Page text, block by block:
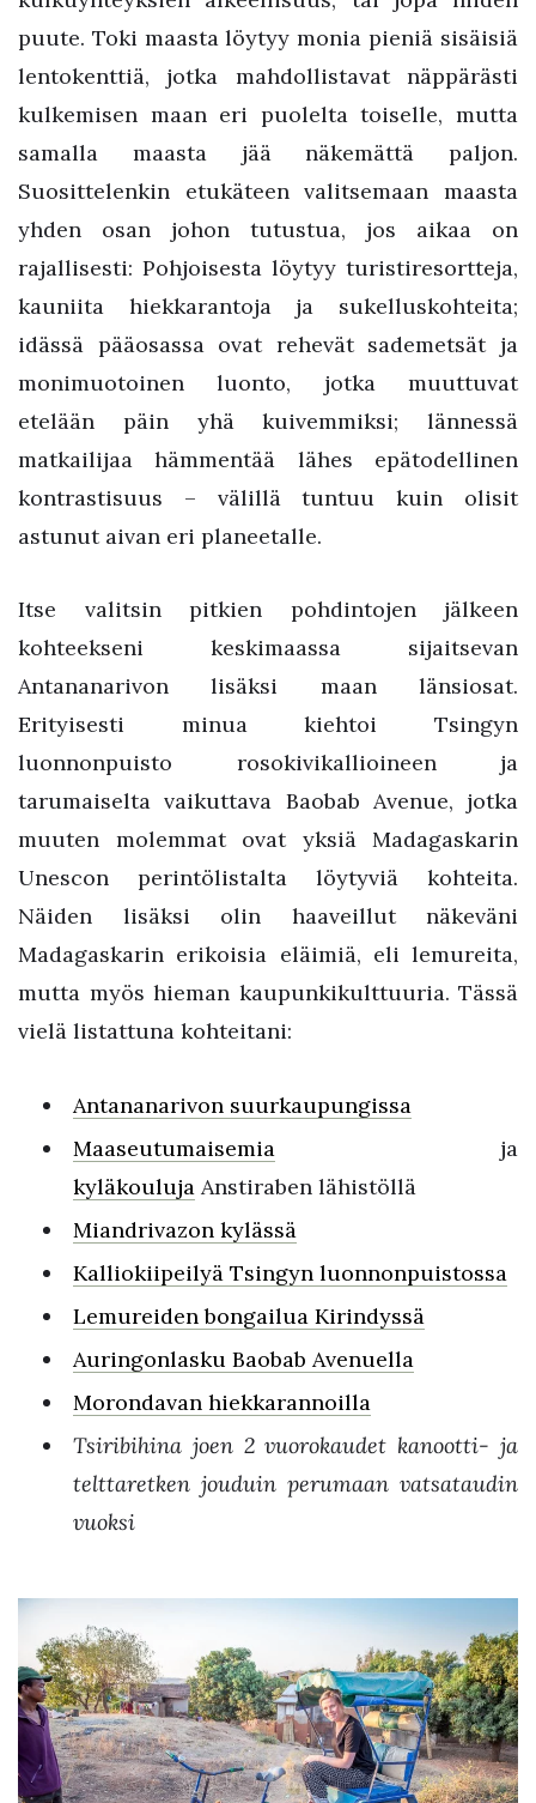
puute. Toki maasta löytyy monia pieniä sisäisiä
lentokenttiä, jotka mahdollistavat näppärästi
kulkemisen maan eri puolelta toiselle, mutta
samalla maasta jää näkemättä paljon.
Suosittelenkin etukäteen valitsemaan maasta
yhden osan johon tutustua, jos aikaa on
rajallisesti: Pohjoisesta löytyy turistiresortteja,
kauniita hiekkarantoja ja sukelluskohteita;
idässä pääosassa ovat rehevät sademetsät ja
monimuotoinen luonto, jotka muuttuvat
etelään päin yhä kuivemmiksi; lännessä
matkailijaa hämmentää lähes epätodellinen
kontrastisuus – välillä tuntuu kuin olisit
astunut aivan eri planeetalle.
Itse valitsin pitkien pohdintojen jälkeen
kohteekseni keskimaassa sijaitsevan
Antananarivon lisäksi maan länsiosat.
Erityisesti minua kiehtoi Tsingyn
luonnonpuisto rosokivikallioineen ja
tarumaiselta vaikuttava Baobab Avenue, jotka
muuten molemmat ovat yksiä Madagaskarin
Unescon perintölistalta löytyviä kohteita.
Näiden lisäksi olin haaveillut näkeväni
Madagaskarin erikoisia eläimiä, eli lemureita,
mutta myös hieman kaupunkikulttuuria. Tässä
vielä listattuna kohteitani:
Antananarivon suurkaupungissa
Maaseutumaisemia ja
kyläkouluja Anstiraben lähistöllä
Miandrivazon kylässä
Kalliokiipeilyä Tsingyn luonnonpuistossa
Lemureiden bongailua Kirindyssä
Auringonlasku Baobab Avenuella
Morondavan hiekkarannoilla
Tsiribihina joen 2 vuorokaudet kanootti- ja
telttaretken jouduin perumaan vatsataudin
vuoksi